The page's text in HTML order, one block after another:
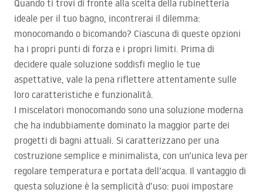
Quando ti trovi di fronte alla scelta della rubinetteria
ideale per il tuo bagno, incontrerai il dilemma:
monocomando o bicomando? Ciascuna di queste opzioni
ha i propri punti di forza e i propri limiti. Prima di
decidere quale soluzione soddisfi meglio le tue
aspettative, vale la pena riflettere attentamente sulle
loro caratteristiche e funzionalità.
I miscelatori monocomando sono una soluzione moderna
che ha indubbiamente dominato la maggior parte dei
progetti di bagni attuali. Si caratterizzano per una
costruzione semplice e minimalista, con un’unica leva per
regolare temperatura e portata dell’acqua. Il vantaggio di
questa soluzione è la semplicità d’uso: puoi impostare